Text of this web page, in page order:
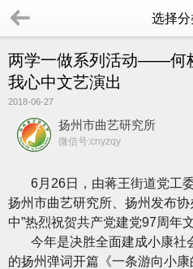
选择分
两学一做系列活动——何
我心中文艺演出
2018-06-27
扬州市曲艺研究所
微信号:cnyzqy
6月26日，由蒋王街道党工委
扬州市曲艺研究所、扬州发布
中”热烈祝贺共产党建党97周年
今年是决胜全面建成小康社
的扬州弹词开篇《一条游向小